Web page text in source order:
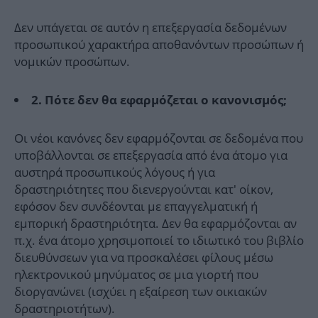
Δεν υπάγεται σε αυτόν η επεξεργασία δεδομένων
προσωπικού χαρακτήρα αποθανόντων προσώπων ή
νομικών προσώπων.
2. Πότε δεν θα εφαρμόζεται ο κανονισμός;
Οι νέοι κανόνες δεν εφαρμόζονται σε δεδομένα που
υποβάλλονται σε επεξεργασία από ένα άτομο για
αυστηρά προσωπικούς λόγους ή για
δραστηριότητες που διενεργούνται κατ' οίκον,
εφόσον δεν συνδέονται με επαγγελματική ή
εμπορική δραστηριότητα. Δεν θα εφαρμόζονται αν
π.χ. ένα άτομο χρησιμοποιεί το ιδιωτικό του βιβλίο
διευθύνσεων για να προσκαλέσει φίλους μέσω
ηλεκτρονικού μηνύματος σε μια γιορτή που
διοργανώνει (ισχύει η εξαίρεση των οικιακών
δραστηριοτήτων).